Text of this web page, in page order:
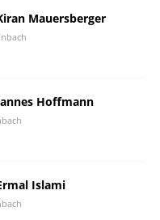
Mauersberger
Hoffmann
Islami